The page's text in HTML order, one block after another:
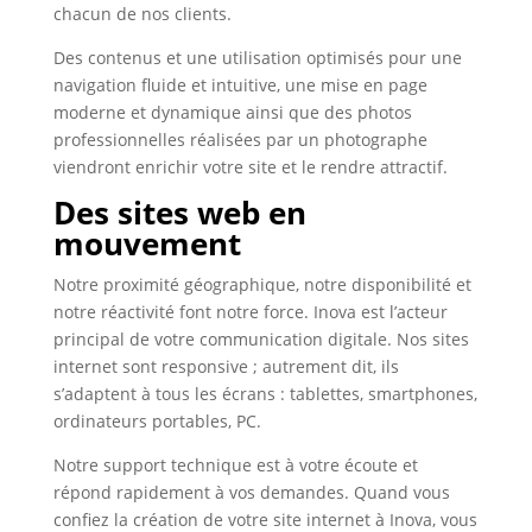
chacun de nos clients.
Des contenus et une utilisation optimisés pour une
navigation fluide et intuitive, une mise en page
moderne et dynamique ainsi que des photos
professionnelles réalisées par un photographe
viendront enrichir votre site et le rendre attractif.
Des sites web en
mouvement
Notre proximité géographique, notre disponibilité et
notre réactivité font notre force. Inova est l’acteur
principal de votre communication digitale. Nos sites
internet sont responsive ; autrement dit, ils
s’adaptent à tous les écrans : tablettes, smartphones,
ordinateurs portables, PC.
Notre support technique est à votre écoute et
répond rapidement à vos demandes. Quand vous
confiez la création de votre site internet à Inova, vous